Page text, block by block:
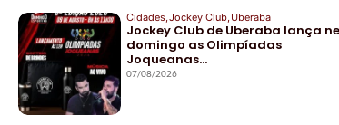
Cidades,Jockey Club,Uberaba
Jockey Club de Uberaba lança
domingo as Olimpíadas
Joqueanas…
07/08/2026